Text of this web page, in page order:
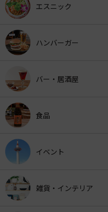
エスニック
ハンバーガー
バー・居酒屋
食品
イベント
雑貨・インテリア